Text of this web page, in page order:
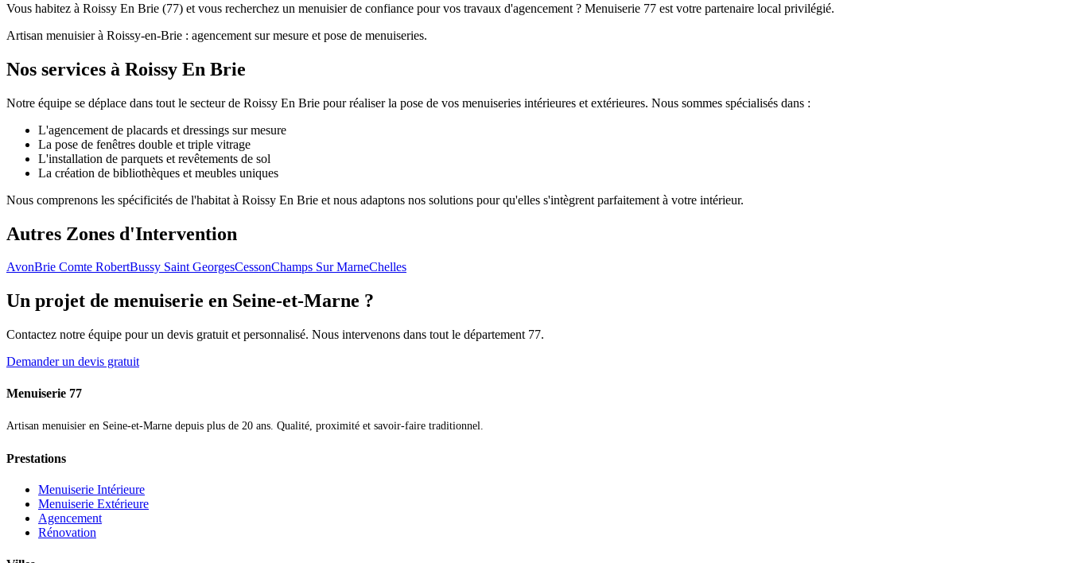
Vous habitez à Roissy En Brie (77) et vous recherchez un menuisier de confiance pour vos travaux d'agencement ? Menuiserie 77 est votre partenaire local privilégié.
Artisan menuisier à Roissy-en-Brie : agencement sur mesure et pose de menuiseries.
Nos services à Roissy En Brie
Notre équipe se déplace dans tout le secteur de Roissy En Brie pour réaliser la pose de vos menuiseries intérieures et extérieures. Nous sommes spécialisés dans :
L'agencement de placards et dressings sur mesure
La pose de fenêtres double et triple vitrage
L'installation de parquets et revêtements de sol
La création de bibliothèques et meubles uniques
Nous comprenons les spécificités de l'habitat à Roissy En Brie et nous adaptons nos solutions pour qu'elles s'intègrent parfaitement à votre intérieur.
Autres Zones d'Intervention
AvonBrie Comte RobertBussy Saint GeorgesCessonChamps Sur MarneChelles
Un projet de menuiserie en Seine-et-Marne ?
Contactez notre équipe pour un devis gratuit et personnalisé. Nous intervenons dans tout le département 77.
Demander un devis gratuit
Menuiserie 77
Artisan menuisier en Seine-et-Marne depuis plus de 20 ans. Qualité, proximité et savoir-faire traditionnel.
Prestations
Menuiserie Intérieure
Menuiserie Extérieure
Agencement
Rénovation